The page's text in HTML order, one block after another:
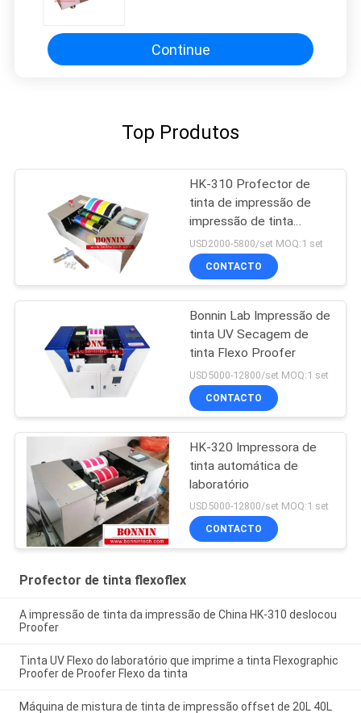
Continue
Top Produtos
HK-310 Profector de
tinta de impressão de
impressão de tinta
offset
USD2000-5800/set MOQ:1 set
CONTACTO
Bonnin Lab Impressão de
tinta UV Secagem de
tinta Flexo Proofer
USD5000-12800/set MOQ:1 set
CONTACTO
HK-320 Impressora de
tinta automática de
laboratório
USD5000-12800/set MOQ:1 set
CONTACTO
Profector de tinta flexoflex
A impressão de tinta da impressão de China HK-310 deslocou
Proofer
Tinta UV Flexo do laboratório que imprime a tinta Flexographic
Proofer de Proofer Flexo da tinta
Máquina de mistura de tinta de impressão offset de 20L 40L